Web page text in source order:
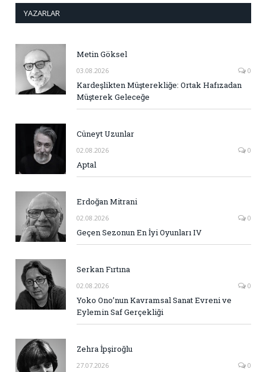
YAZARLAR
Metin Göksel
03.08.2026 0
Kardeşlikten Müşterekliğe: Ortak Hafızadan
Müşterek Geleceğe
Cüneyt Uzunlar
02.08.2026 0
Aptal
Erdoğan Mitrani
02.08.2026 0
Geçen Sezonun En İyi Oyunları IV
Serkan Fırtına
02.08.2026 0
Yoko Ono’nun Kavramsal Sanat Evreni ve
Eylemin Saf Gerçekliği
Zehra İpşiroğlu
27.07.2026 0